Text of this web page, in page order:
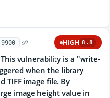
9900 HIGH 8.8
vulnerability is a "write-
when the library
TIFF image file. By
image height value in